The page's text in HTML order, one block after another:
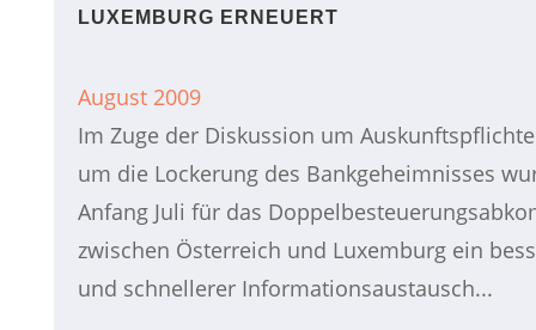
LUXEMBURG ERNEUERT
August 2009
Im Zuge der Diskussion um
um die Lockerung des Bankgeheimnisses
Anfang Juli für das
zwischen Österreich und Luxemburg ein
und schnellerer Informationsaustausch...